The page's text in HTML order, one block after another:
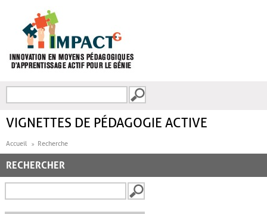
FORMULAIRE DE
VIGNETTES DE PÉDAGOGIE ACTIVE
Accueil Recherche
RECHERCHER